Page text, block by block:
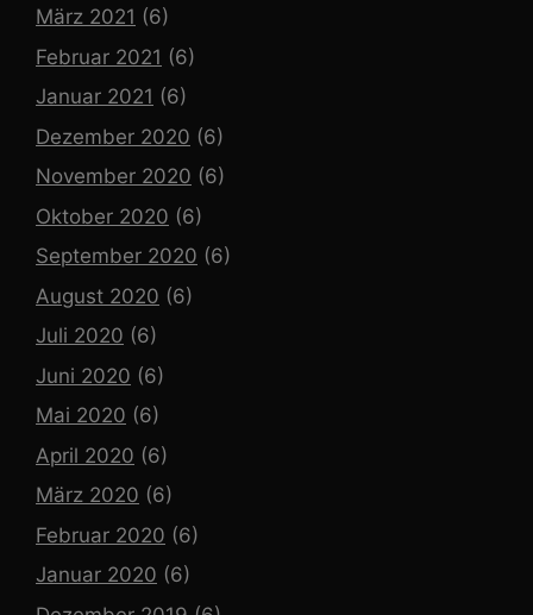
März 2021 (6)
Februar 2021 (6)
Januar 2021 (6)
Dezember 2020 (6)
November 2020 (6)
Oktober 2020 (6)
September 2020 (6)
August 2020 (6)
Juli 2020 (6)
Juni 2020 (6)
Mai 2020 (6)
April 2020 (6)
März 2020 (6)
Februar 2020 (6)
Januar 2020 (6)